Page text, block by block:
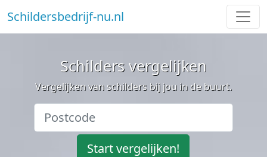
Schildersbedrijf-nu.nl
Schilders vergelijken
Vergelijken van schilders bij jou in de buurt.
Start vergelijken!